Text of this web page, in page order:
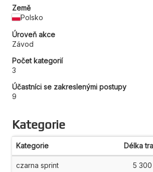
Země
Polsko
Úroveň akce
Závod
Počet kategorií
3
Účastníci se zakreslenými postupy
9
Kategorie
Kategorie Délka
czarna sprint 5 300